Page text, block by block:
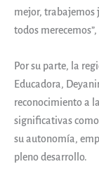
mejor, trabajemos
todos
Por su parte, la
Educadora,
reconocimiento a
significativas
su autonomía,
pleno desarrollo.